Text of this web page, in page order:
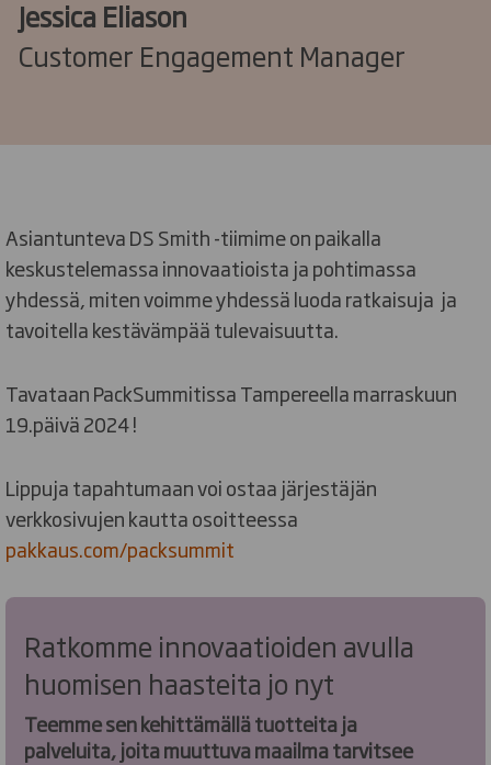
Jessica Eliason
Customer Engagement Manager
Asiantunteva DS Smith -tiimime on paikalla
keskustelemassa innovaatioista ja pohtimassa
yhdessä, miten voimme yhdessä luoda ratkaisuja ja
tavoitella kestävämpää tulevaisuutta.
Tavataan PackSummitissa Tampereella marraskuun
19.päivä 2024 !
Lippuja tapahtumaan voi ostaa järjestäjän
verkkosivujen kautta osoitteessa
pakkaus.com/packsummit
Ratkomme innovaatioiden avulla
huomisen haasteita jo nyt
Teemme sen kehittämällä tuotteita ja
palveluita, joita muuttuva maailma tarvitsee